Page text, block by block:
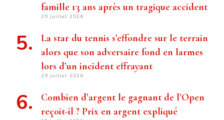
famille 13 ans après un tragique accident
29 juillet 2026
La star du tennis s’effondre sur le terrain
alors que son adversaire fond en larmes
lors d’un incident effrayant
29 juillet 2026
Combien d’argent le gagnant de l’Open
reçoit-il ? Prix ​​en argent expliqué